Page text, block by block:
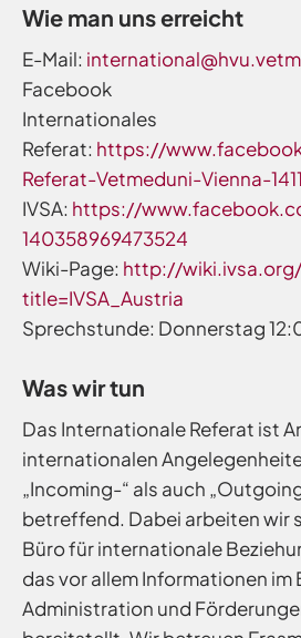
Wie man uns erreicht
E-Mail:
Facebook
Internationales
Referat: https://
Referat-Vetmeduni-Vienna-
IVSA: https://
140358969473524
Wiki-Page: http://
title=IVSA_Austria
Sprechstunde: Donnerstag
Was wir tun
Das Internationale Referat ist
internationalen
„Incoming-“ als auch
betreffend. Dabei arbeiten wir
Büro für internationale
das vor allem Informationen im
Administration und